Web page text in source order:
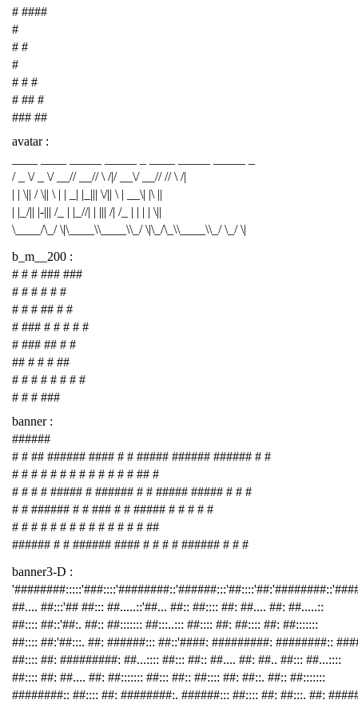
# ####
#
# #
#
# # #
# ## #
### ##
avatar :
/ _ \/ _ \/ __// __// \ /|/ __\/ __// // \ /|
| | \|| / \|| \ | | _| |_||| \/|| \ | __\| |\ ||
| |_/|| |-||| /_ | |_//| | ||| /| /_ | | | | \||
\____/\_/ \|\____\\____\\_/ \|\_/\_\\____\\_/ \_/ \|
b_m__200 :
# # # ### ###
# # # # # #
# # # ## # #
# ### # # # # #
# ### ## # #
## # # # ##
# # # # # # # #
# # # ###
banner :
######
# # ## ###### #### # # ##### ###### ###### # #
# # # # # # # # # # # # # ## #
# # # # ##### # ###### # # ##### ##### # # #
# # ###### # # ### # # ##### # # # # #
# # # # # # # # # # # # # # ##
###### # # ###### #### # # # # ###### # # #
banner3-D :
##.... ##:::'## ##::: ##.....::'##... ##:: ##:::: ##: ##.... ##: ##.....::
##:::: ##::'##:. ##:: ##::::::: ##:::..::: ##:::: ##: ##:::: ##: ##:::::::
##:::: ##:'##:::. ##: ######::: ##::'####: #########: ########::
##:::: ##: #########: ##...:::: ##::: ##:: ##.... ##: ##.. ##::: ##...::::
##:::: ##: ##.... ##: ##::::::: ##::: ##:: ##:::: ##: ##::. ##:: ##:::::::
########:: ##:::: ##: ########:. ######::: ##:::: ##: ##:::. ##: